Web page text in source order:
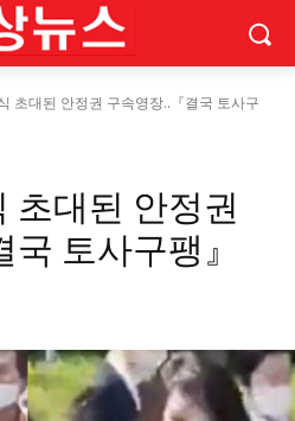
초대된 안정권 구속영장..『결국 토사구
초대된 안정권
토사구팽』